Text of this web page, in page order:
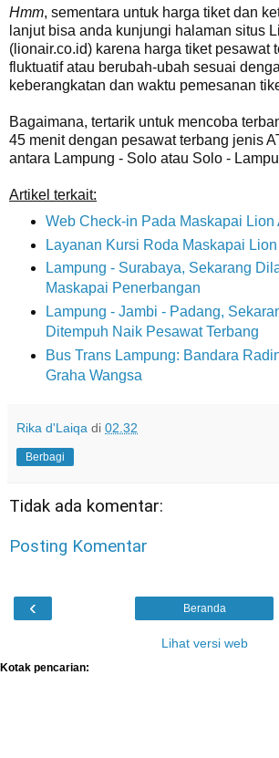
Hmm, sementara untuk harga tiket dan
lanjut bisa anda kunjungi halaman situs
(lionair.co.id) karena harga tiket pesawat
fluktuatif atau berubah-ubah sesuai
keberangkatan dan waktu pemesanan
Bagaimana, tertarik untuk mencoba
45 menit dengan pesawat terbang jenis
antara Lampung - Solo atau Solo -
Artikel terkait:
Web Check-in Pada Maskapai Lion
Layanan Kursi Roda Maskapai Lion
Lampung - Surabaya, Sekarang
Maskapai Penerbangan
Lampung - Jambi - Padang,
Ditempuh Naik Pesawat Terbang
Bus Trans Lampung: Bandara
Graha Wangsa
Rika d'Laiqa di 02.32
Berbagi
Tidak ada komentar:
Posting Komentar
‹ Beranda
Lihat versi web
Kotak pencarian: